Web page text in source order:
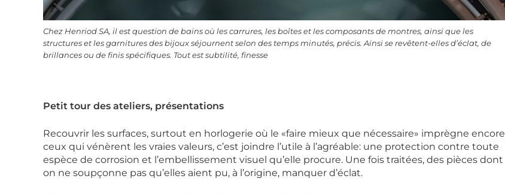
Chez Henriod SA, il est question de bains où les carrures, les boîtes et les composants de montres, ainsi que les
structures et les garnitures des bijoux séjournent selon des temps minutés, précis. Ainsi se revêtent-elles d’éclat, de
brillances ou de finis spécifiques. Tout est subtilité, finesse
Petit tour des ateliers, présentations
Recouvrir les surfaces, surtout en horlogerie où le «faire mieux que nécessaire» imprègne encore
ceux qui vénèrent les vraies valeurs, c’est joindre l’utile à l’agréable: une protection contre toute
espèce de corrosion et l’embellissement visuel qu’elle procure. Une fois traitées, des pièces dont
on ne soupçonne pas qu’elles aient pu, à l’origine, manquer d’éclat.